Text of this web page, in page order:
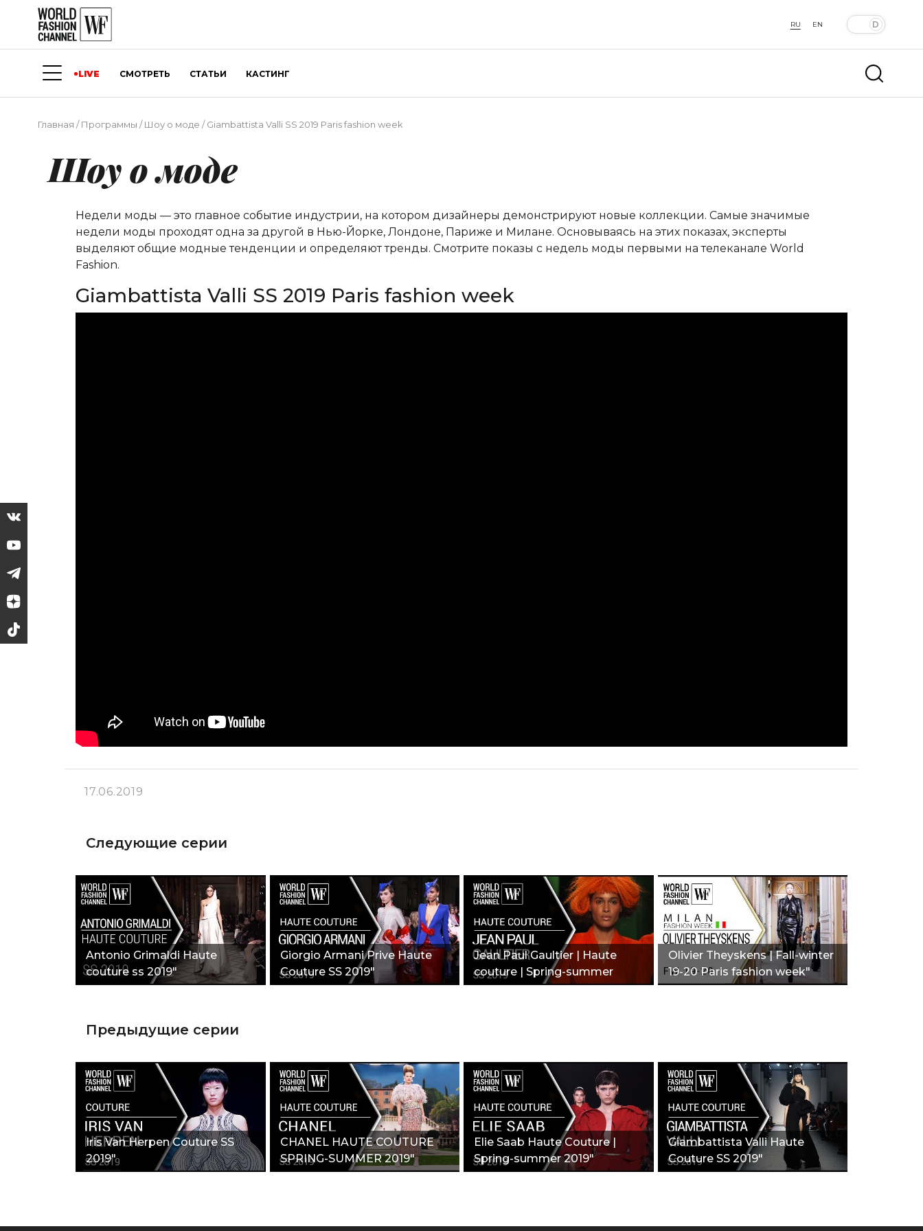
RU EN
LIVE СМОТРЕТЬ СТАТЬИ КАСТИНГ
Главная /Программы /Шоу о моде /Giambattista Valli SS 2019 Paris fashion week
Шоу о моде
Недели моды — это главное событие индустрии, на котором дизайнеры демонстрируют новые коллекции. Самые значимые
недели моды проходят одна за другой в Нью-Йорке, Лондоне, Париже и Милане. Основываясь на этих показах, эксперты
выделяют общие модные тенденции и определяют тренды. Смотрите показы с недель моды первыми на телеканале World
Fashion.
Giambattista Valli SS 2019 Paris fashion week
17.06.2019
Следующие серии
Antonio Grimaldi Haute
couture ss 2019"
Giorgio Armani Prive Haute
Couture SS 2019"
Jean Paul Gaultier | Haute
couture | Spring-summer
2019"
Olivier Theyskens | Fall-winter
19-20 Paris fashion week"
Предыдущие серии
Iris Van Herpen Couture SS
2019"
CHANEL HAUTE COUTURE
SPRING-SUMMER 2019"
Elie Saab Haute Couture |
Spring-summer 2019"
Giambattista Valli Haute
Couture SS 2019"